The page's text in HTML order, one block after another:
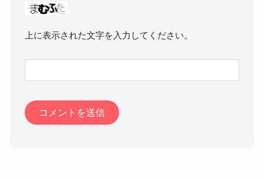
上に表示された文字を入力してください。